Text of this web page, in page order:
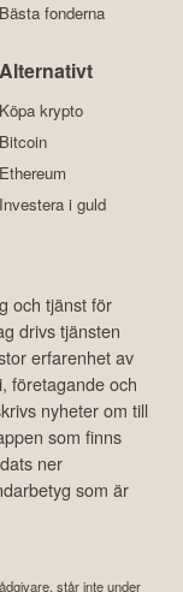
Bästa fonderna
Alternativt
Köpa krypto
Bitcoin
Ethereum
Investera i guld
och tjänst för
drivs tjänsten
erfarenhet av
företagande och
nyheter om till
som finns
ner
som är
står inte under